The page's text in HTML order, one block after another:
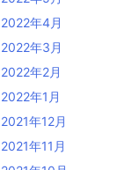
2022年4月
2022年3月
2022年2月
2022年1月
2021年12月
2021年11月